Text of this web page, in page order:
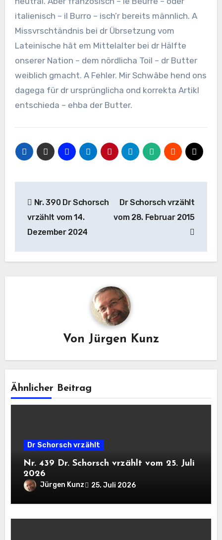
italienisch – il Burro – isch’r bereits männlich. A
Missvrschtändnis bei dr Übrsetzung vom
Lateinische hât em Mittelalter bei dr Hälfte
onserer Nation – dem nördlicha Toil – dr Butter
weiblich gmacht. A Fehler. Mir Schwâbe hend ons
dagega für dr ursprünglicha ond korrekta Artikl
entschieda – ehba der Butter.
Nr. 390 Dr Schorsch
vrzählt vom 14.
Dezember 2024
Dr Schorsch vrzählt
vom 28. Februar 2015
Von Jürgen Kunz
Ähnlicher Beitrag
Dr Schorsch vrzählt
Nr. 439 Dr. Schorsch vrzählt vom 25. Juli
2026
Jürgen Kunz 25. Juli 2026